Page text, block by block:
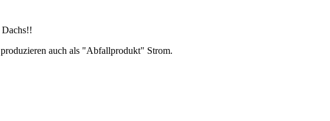
auch als "Abfallprodukt" Strom.